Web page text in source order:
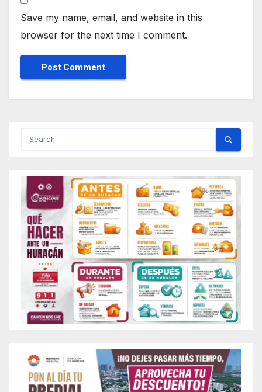
Save my name, email, and website in this
browser for the next time I comment.